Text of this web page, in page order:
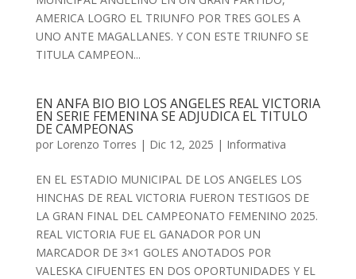
AMERICA LOGRO EL TRIUNFO POR TRES GOLES A
UNO ANTE MAGALLANES. Y CON ESTE TRIUNFO SE
TITULA CAMPEON...
EN ANFA BIO BIO LOS ANGELES REAL VICTORIA
EN SERIE FEMENINA SE ADJUDICA EL TITULO
DE CAMPEONAS
por Lorenzo Torres | Dic 12, 2025 | Informativa
EN EL ESTADIO MUNICIPAL DE LOS ANGELES LOS
HINCHAS DE REAL VICTORIA FUERON TESTIGOS DE
LA GRAN FINAL DEL CAMPEONATO FEMENINO 2025.
REAL VICTORIA FUE EL GANADOR POR UN
MARCADOR DE 3×1 GOLES ANOTADOS POR
VALESKA CIFUENTES EN DOS OPORTUNIDADES Y EL